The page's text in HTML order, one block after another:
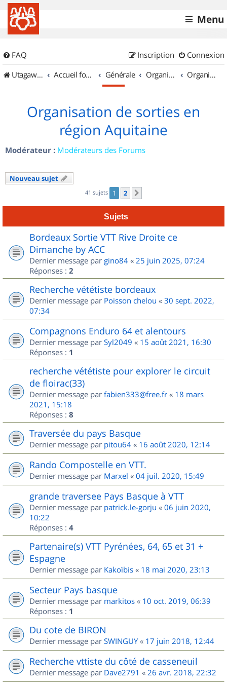
Menu
FAQ Connexion
Inscription
UtagawaVTT (Randos VTT et VTTAE avec traces GPS)
Accueil forum Générale Organisation de sorties & Recherche de partenaires Organisation de sorties en région Aquitaine
Organisation de sorties en
région Aquitaine
Modérateur : Modérateurs des Forums
Nouveau sujet
41 sujets 1 2
Sujets
Bordeaux Sortie VTT Rive Droite ce
Dimanche by ACC
Dernier message par gino84 « 25 juin 2025, 07:24
Réponses : 2
Recherche vététiste bordeaux
Dernier message par Poisson chelou « 30 sept. 2022,
07:34
Compagnons Enduro 64 et alentours
Dernier message par Syl2049 « 15 août 2021, 16:30
Réponses : 1
recherche vététiste pour explorer le circuit
de floirac(33)
Dernier message par fabien333@free.fr « 18 mars
2021, 15:18
Réponses : 8
Traversée du pays Basque
Dernier message par pitou64 « 16 août 2020, 12:14
Rando Compostelle en VTT.
Dernier message par Marxel « 04 juil. 2020, 15:49
grande traversee Pays Basque à VTT
Dernier message par patrick.le-gorju « 06 juin 2020,
10:22
Réponses : 4
Partenaire(s) VTT Pyrénées, 64, 65 et 31 +
Espagne
Dernier message par Kakoïbis « 18 mai 2020, 23:13
Secteur Pays basque
Dernier message par markitos « 10 oct. 2019, 06:39
Réponses : 1
Du cote de BIRON
Dernier message par SWINGUY« 17 juin 2018, 12:44
Recherche vttiste du côté de casseneuil
Dernier message par Dave2791 « 26 avr. 2018, 22:32